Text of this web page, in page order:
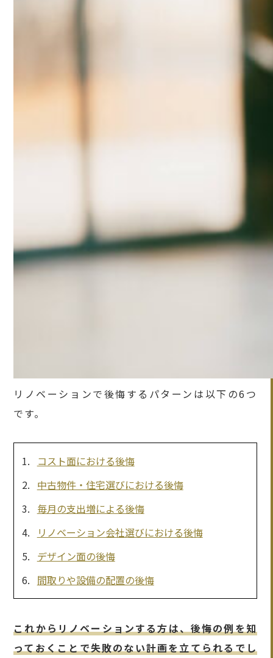
リノベーションで後悔するパターンは以下の6つ
です。
コスト面における後悔
中古物件・住宅選びにおける後悔
毎月の支出増による後悔
リノベーション会社選びにおける後悔
デザイン面の後悔
間取りや設備の配置の後悔
これからリノベーションする方は、後悔の例を知
っておくことで失敗のない計画を立てられるでし